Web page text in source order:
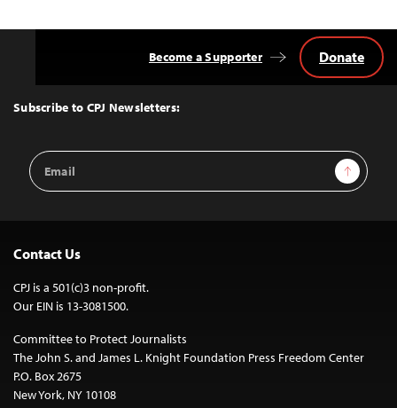
Top
Subscribe to CPJ Newsletters:
Email
Address
Sign Up
Become a Supporter Donate
Contact Us
CPJ is a 501(c)3 non-profit.
Our EIN is 13-3081500.
Committee to Protect Journalists
The John S. and James L. Knight Foundation Press Freedom Center
P.O. Box 2675
New York, NY 10108